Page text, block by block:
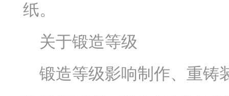
纸。
关于锻造等级
锻造等级影响制作、重铸